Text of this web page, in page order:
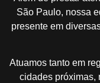
São Paulo, nossa
presente em
Atuamos tanto em
cidades próximas,